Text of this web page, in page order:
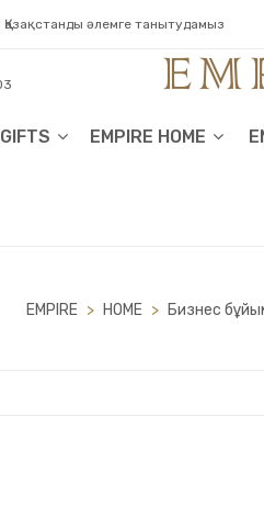
әлемге танытудамыз
EMPIRE HOME
EMPIRE > HOME > Бизнес